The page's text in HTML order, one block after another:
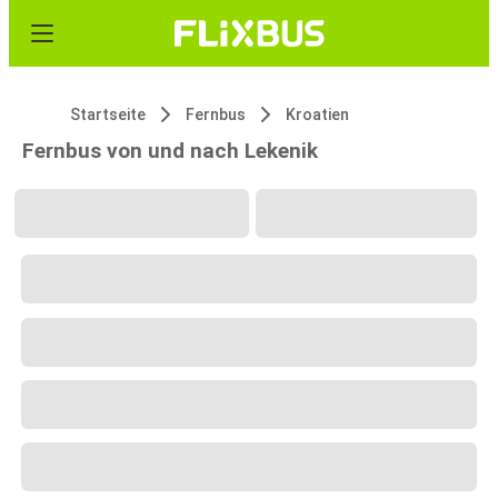
Startseite Fernbus Kroatien
Fernbus von und nach Lekenik